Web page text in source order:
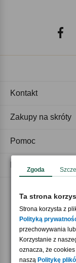
Kontakt
Zakupy na skróty
Pomoc
Regulaminy
Zgoda
Ta strona
Strona korzysta z
Polityką
przechowywania
Korzystanie z
oznacza, że
naszą Politykę